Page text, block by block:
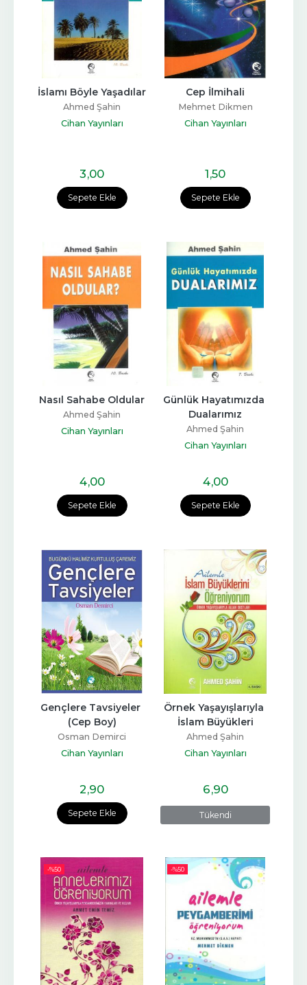
Sepete Ekle
İslamı Böyle Yaşadılar
Ahmed Şahin
Cihan Yayınları
3,00
Sepete Ekle
Cep İlmihali
Mehmet Dikmen
Cihan Yayınları
1,50
Sepete Ekle
Nasıl Sahabe Oldular
Ahmed Şahin
Cihan Yayınları
4,00
Sepete Ekle
Günlük Hayatımızda
Dualarımız
Ahmed Şahin
Cihan Yayınları
4,00
Sepete Ekle
Gençlere Tavsiyeler
(Cep Boy)
Osman Demirci
Cihan Yayınları
2,90
Tükendi
Örnek Yaşayışlarıyla
İslam Büyükleri
Ahmed Şahin
Cihan Yayınları
6,90
-%50 -%50